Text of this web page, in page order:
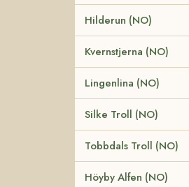
Hilderun (NO)
Kvernstjerna (NO)
Lingenlina (NO)
Silke Troll (NO)
Tobbdals Troll (NO)
Höyby Alfen (NO)